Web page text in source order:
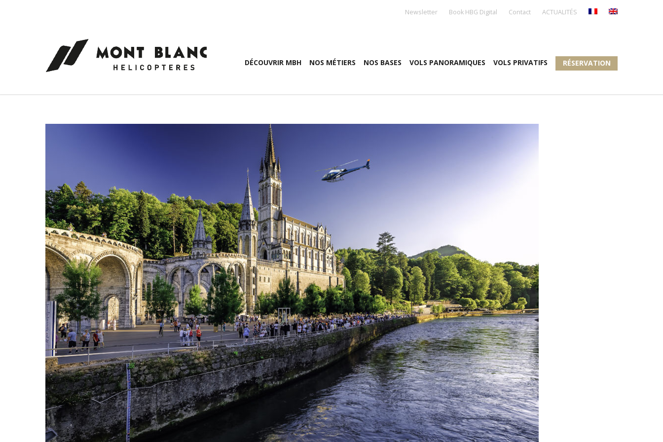
Newsletter Book HBG Digital Contact ACTUALITÉS
DÉCOUVRIR MBH NOS MÉTIERS NOS BASES VOLS PANORAMIQUES VOLS PRIVATIFS RÉSERVATION